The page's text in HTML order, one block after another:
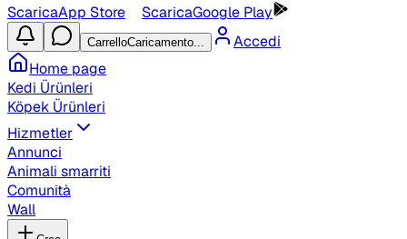
ScaricaApp Store ScaricaGoogle Play
CarrelloCaricamento...
Accedi
Home page
Kedi Ürünleri
Köpek Ürünleri
Hizmetler
Annunci
Animali smarriti
Comunità
Wall